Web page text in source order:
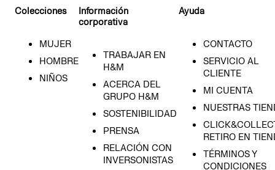
Colecciones
MUJER
HOMBRE
NIÑOS
Información
corporativa
TRABAJAR EN
H&M
ACERCA DEL
GRUPO H&M
SOSTENIBILIDAD
PRENSA
RELACIÓN CON
INVERSONISTAS
Ayuda
CONTACTO
SERVICIO AL
CLIENTE
MI CUENTA
NUESTRAS
RETIRO EN
TÉRMINOS Y
CONDICIONES